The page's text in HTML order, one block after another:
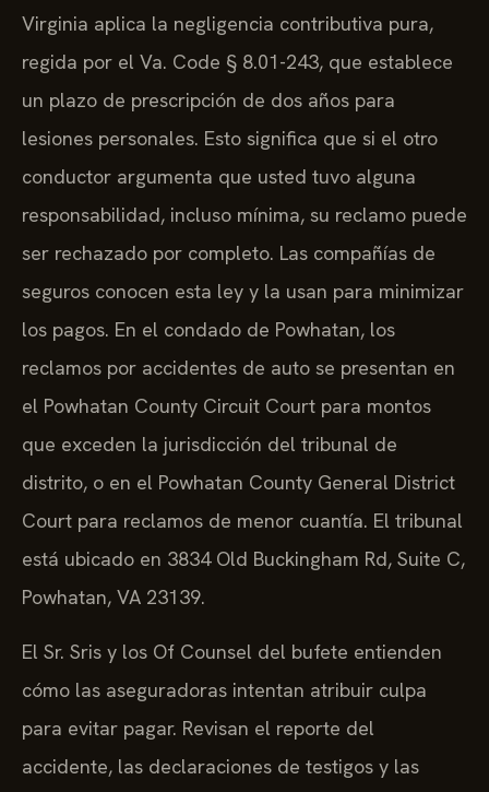
Virginia aplica la negligencia contributiva pura,
regida por el Va. Code § 8.01-243, que establece
un plazo de prescripción de dos años para
lesiones personales. Esto significa que si el otro
conductor argumenta que usted tuvo alguna
responsabilidad, incluso mínima, su reclamo puede
ser rechazado por completo. Las compañías de
seguros conocen esta ley y la usan para minimizar
los pagos. En el condado de Powhatan, los
reclamos por accidentes de auto se presentan en
el Powhatan County Circuit Court para montos
que exceden la jurisdicción del tribunal de
distrito, o en el Powhatan County General District
Court para reclamos de menor cuantía. El tribunal
está ubicado en 3834 Old Buckingham Rd, Suite C,
Powhatan, VA 23139.
El Sr. Sris y los Of Counsel del bufete entienden
cómo las aseguradoras intentan atribuir culpa
para evitar pagar. Revisan el reporte del
accidente, las declaraciones de testigos y las